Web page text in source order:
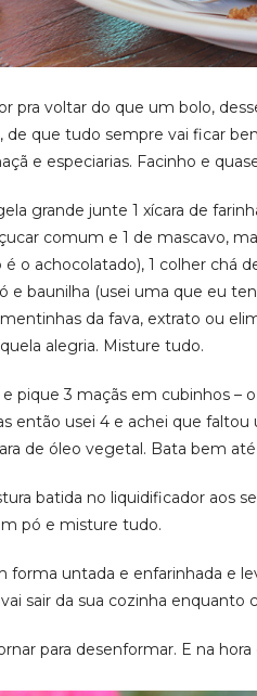
pra voltar do que um bolo,
de que tudo sempre vai ficar
e especiarias. Facinho e
grande junte 1 xícara de
comum e 1 de mascavo,
o achocolatado), 1 colher chá
e baunilha (usei uma que eu
da fava, extrato ou
alegria. Misture tudo.
e pique 3 maçãs em cubinhos –
então usei 4 e achei que faltou
de óleo vegetal. Bata bem
batida no liquidificador aos
pó e misture tudo.
forma untada e enfarinhada e
sair da sua cozinha enquanto
para desenformar. E na